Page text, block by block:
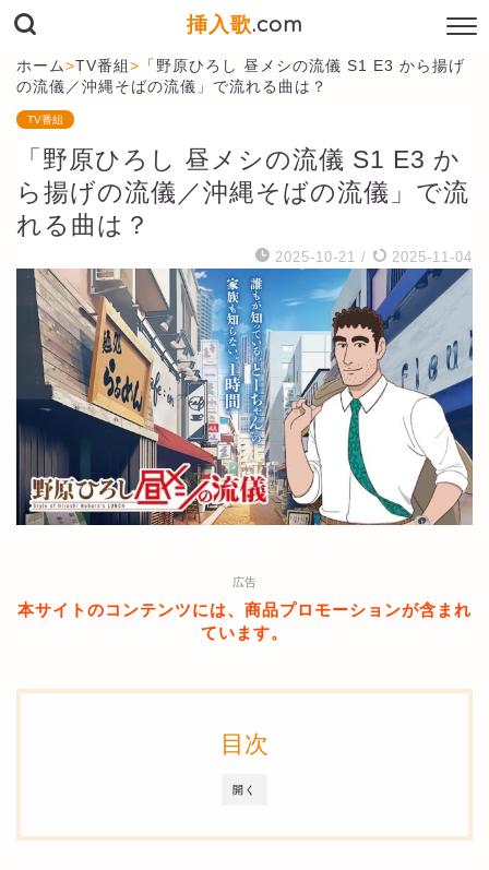
挿入歌.com
ホーム>TV番組> 「野原ひろし 昼メシの流儀 S1 E3 から揚げ
の流儀／沖縄そばの流儀」で流れる曲は？
TV番組
「野原ひろし 昼メシの流儀 S1 E3 か
ら揚げの流儀／沖縄そばの流儀」で流
れる曲は？
2025-10-21 / 2025-11-04
広告
本サイトのコンテンツには、商品プロモーションが含まれ
ています。
開く
目次